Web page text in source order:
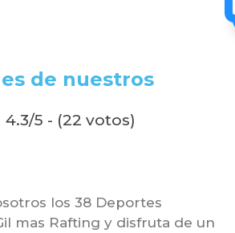
de nuestros
4.3/5 - (22 votos)
los 38 Deportes
mas Rafting y disfruta de un